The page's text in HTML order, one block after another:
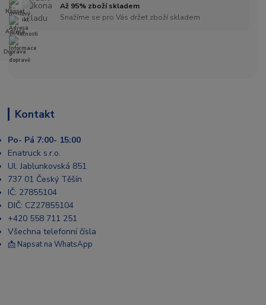
Napsat
Adresa
Doprava
Až 95% zboží skladem
Snažíme se pro Vás držet zboží skladem
Kontakt
Po- Pá 7:00- 15:00
Enatruck s.r.o.
Ul. Jablunkovská 851
737 01 Český Těšín
IČ: 27855104
DIČ: CZ27855104
+420 558 711 251
Všechna telefonní čísla
📩 Napsat na WhatsApp